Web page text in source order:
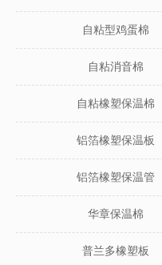
自粘型鸡蛋棉
自粘消音棉
自粘橡塑保温棉
铝箔橡塑保温板
铝箔橡塑保温管
华章保温棉
普兰多橡塑板